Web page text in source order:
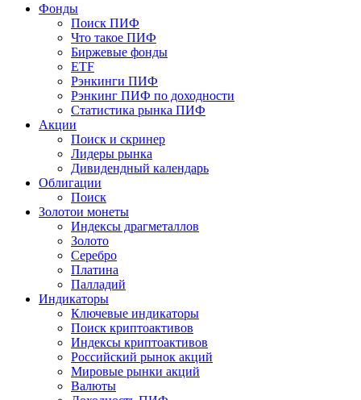
Фонды
Поиск ПИФ
Что такое ПИФ
Биржевые фонды
ETF
Рэнкинги ПИФ
Рэнкинг ПИФ по доходности
Статистика рынка ПИФ
Акции
Поиск и скринер
Лидеры рынка
Дивидендный календарь
Облигации
Поиск
Золотои монеты
Индексы драгметаллов
Золото
Серебро
Платина
Палладий
Индикаторы
Ключевые индикаторы
Поиск криптоактивов
Индексы криптоактивов
Российский рынок акций
Мировые рынки акций
Валюты